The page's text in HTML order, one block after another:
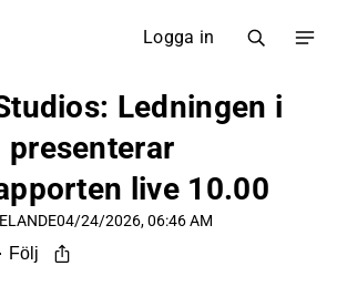
Logga in
Ledningen i
live 10.00
04/24/2026, 06:46 AM
Följ